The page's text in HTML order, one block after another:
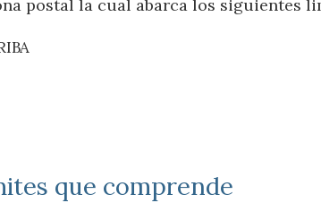
postal la cual abarca los siguientes
que comprende